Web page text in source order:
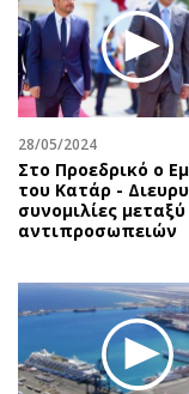
28/05/2024
Στο Προεδρικό ο
του Κατάρ -
συνομιλίες μεταξύ
αντιπροσωπειών